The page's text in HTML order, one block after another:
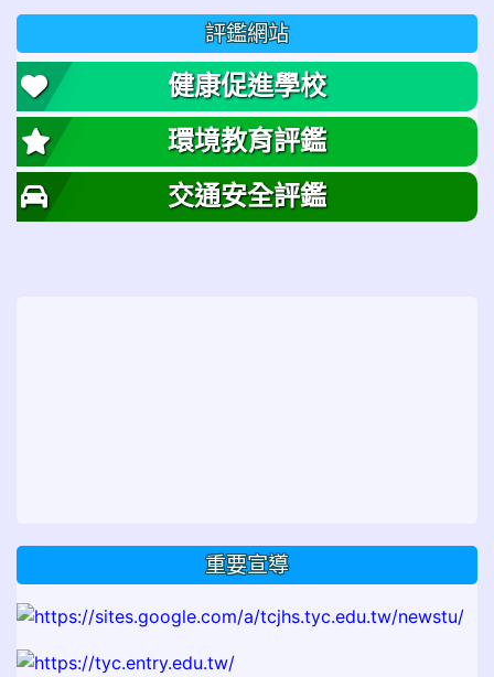
評鑑網站
健康促進學校
環境教育評鑑
交通安全評鑑
重要宣導